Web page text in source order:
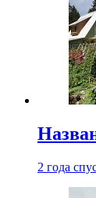
2 года